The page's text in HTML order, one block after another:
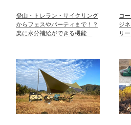
登山・トレラン・サイクリング
からフェスやパーティまで！？
楽に水分補給ができる機能…
コ
ジ
リ